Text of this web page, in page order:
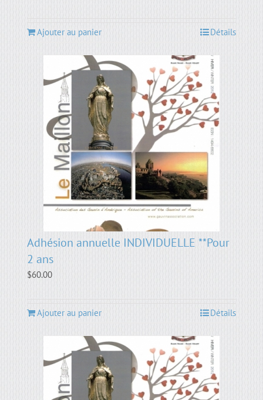
Ajouter au panier Détails
Adhésion annuelle INDIVIDUELLE **Pour
2 ans
$60.00
Ajouter au panier Détails